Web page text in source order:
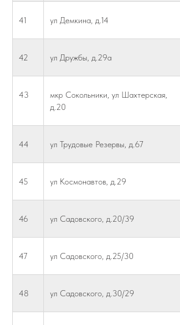
41 ул Демкина, д.14
42 ул Дружбы, д.29а
43
мкр Сокольники, ул Шахтерская,
д.20
44 ул Трудовые Резервы, д.67
45 ул Космонавтов, д.29
46 ул Садовского, д.20/39
47 ул Садовского, д.25/30
48 ул Садовского, д.30/29